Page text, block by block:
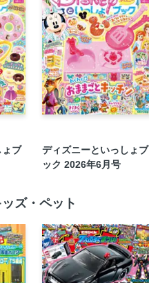
タウン
ょブ
ディズニーといっしょブ
ック 2026年6月号
ズ・ペット